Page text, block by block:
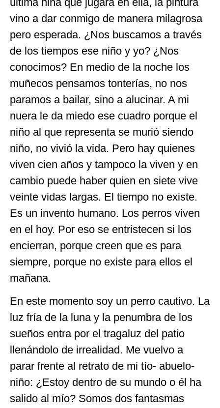
vino a dar conmigo de manera milagrosa
pero esperada. ¿Nos buscamos a través
de los tiempos ese niño y yo? ¿Nos
conocimos? En medio de la noche los
muñecos pensamos tonterías, no nos
paramos a bailar, sino a alucinar. A mi
nuera le da miedo ese cuadro porque el
niño al que representa se murió siendo
niño, no vivió la vida. Pero hay quienes
viven cien años y tampoco la viven y en
cambio puede haber quien en siete vive
veinte vidas largas. El tiempo no existe.
Es un invento humano. Los perros viven
en el hoy. Por eso se entristecen si los
encierran, porque creen que es para
siempre, porque no existe para ellos el
mañana.
En este momento soy un perro cautivo. La
luz fría de la luna y la penumbra de los
sueños entra por el tragaluz del patio
llenándolo de irrealidad. Me vuelvo a
parar frente al retrato de mi tío- abuelo-
niño: ¿Estoy dentro de su mundo o él ha
salido al mío? Somos dos fantasmas